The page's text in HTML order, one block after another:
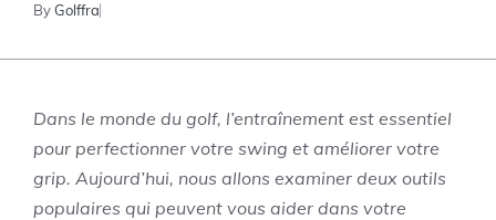
ByGolffra
Dans le monde du golf, l’entraînement est essentiel
pour perfectionner votre swing et améliorer votre
grip. Aujourd’hui, nous allons examiner deux outils
populaires qui peuvent vous aider dans votre